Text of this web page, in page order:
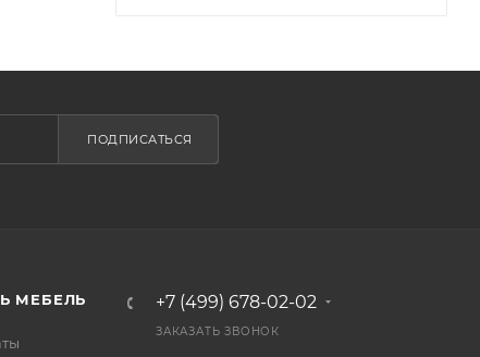
ПОДПИСАТЬСЯ
МЕБЕЛЬ +7 (499) 678-02-02
ЗАКАЗАТЬ ЗВОНОК